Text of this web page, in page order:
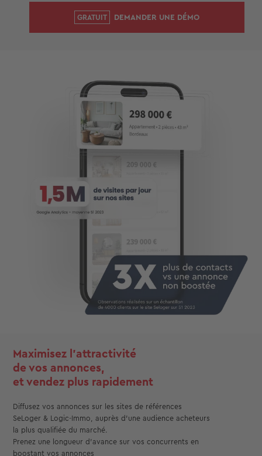
DEMANDER UNE DÉMO
Maximisez l’attractivité
de vos annonces,
et vendez plus rapidement
Diffusez vos annonces sur les sites de références
SeLoger & Logic-Immo, auprès d’une audience acheteurs
la plus qualifiée du marché.
Prenez une longueur d’avance sur vos concurrents en
boostant vos annonces